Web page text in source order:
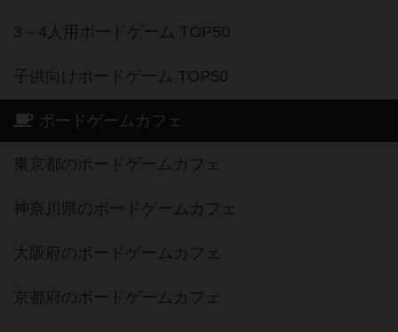
3～4人用ボードゲーム TOP50
子供向けボードゲーム TOP50
ボードゲームカフェ
東京都のボードゲームカフェ
神奈川県のボードゲームカフェ
大阪府のボードゲームカフェ
京都府のボードゲームカフェ